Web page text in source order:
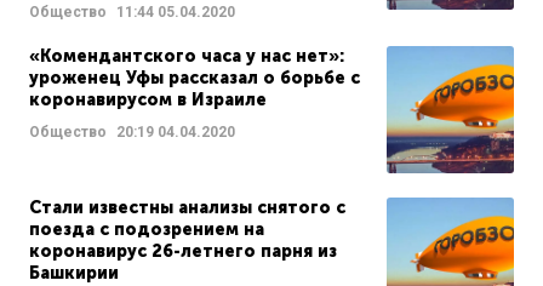
Общество 11:44 05.04.2020
«Комендантского часа у нас нет»:
уроженец Уфы рассказал о борьбе с
коронавирусом в Израиле
Общество 20:19 04.04.2020
Стали известны анализы снятого с
поезда с подозрением на
коронавирус 26-летнего парня из
Башкирии